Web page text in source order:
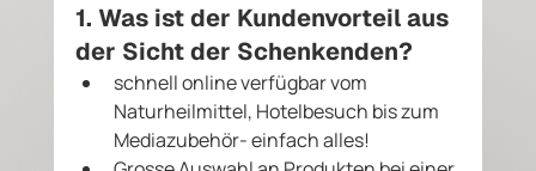
1. Was ist der Kundenvorteil aus
der Sicht der Schenkenden?
schnell online verfügbar vom
Naturheilmittel, Hotelbesuch bis zum
Mediazubehör- einfach alles!